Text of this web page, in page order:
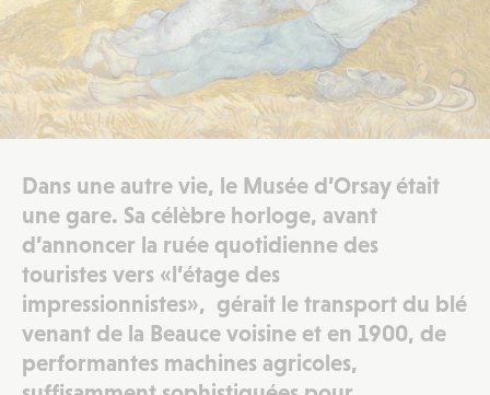
Dans une autre vie, le Musée d’Orsay était
une gare. Sa célèbre horloge, avant
d’annoncer la ruée quotidienne des
touristes vers «l’étage des
impressionnistes», gérait le transport du blé
venant de la Beauce voisine et en 1900, de
performantes machines agricoles,